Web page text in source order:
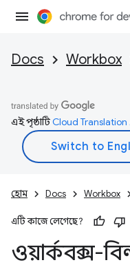
Docs Workbox
এই পৃষ্ঠাটিCloud Translation
হোম Docs Workbox
এটি কাজে লেগেছে?
ওয়ার্কবক্স-